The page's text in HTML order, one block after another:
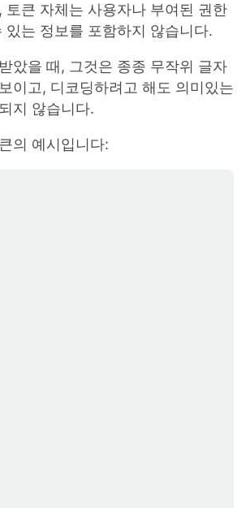
토큰 자체는 사용자나 부여된 권한
있는 정보를 포함하지 않습니다.
았을 때, 그것은 종종 무작위 글자
이고, 디코딩하려고 해도 의미있는
지 않습니다.
의 예시입니다: